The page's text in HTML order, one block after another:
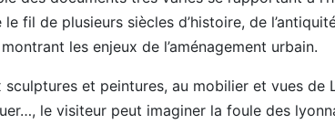
le fil de plusieurs siècles d’histoire, de
les enjeux de l’aménagement urbain.
sculptures et peintures, au mobilier et vues
le visiteur peut imaginer la foule des